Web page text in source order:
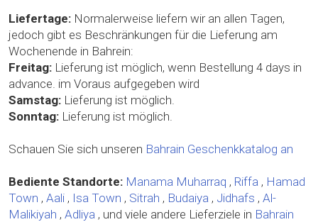
Liefertage: Normalerweise liefern wir an allen Tagen,
jedoch gibt es Beschränkungen für die Lieferung am
Wochenende in Bahrein:
Freitag: Lieferung ist möglich, wenn Bestellung 4 days in
advance. im Voraus aufgegeben wird
Samstag: Lieferung ist möglich.
Sonntag: Lieferung ist möglich.
Schauen Sie sich unseren Bahrain Geschenkkatalog an
Bediente Standorte: Manama Muharraq , Riffa , Hamad
Town , Aali , Isa Town , Sitrah , Budaiya , Jidhafs , Al-
Malikiyah , Adliya , und viele andere Lieferziele in Bahrain